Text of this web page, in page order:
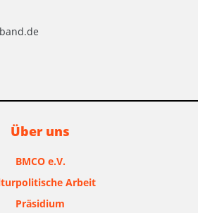
Über uns
BMCO e.V.
Arbeit
Präsidium